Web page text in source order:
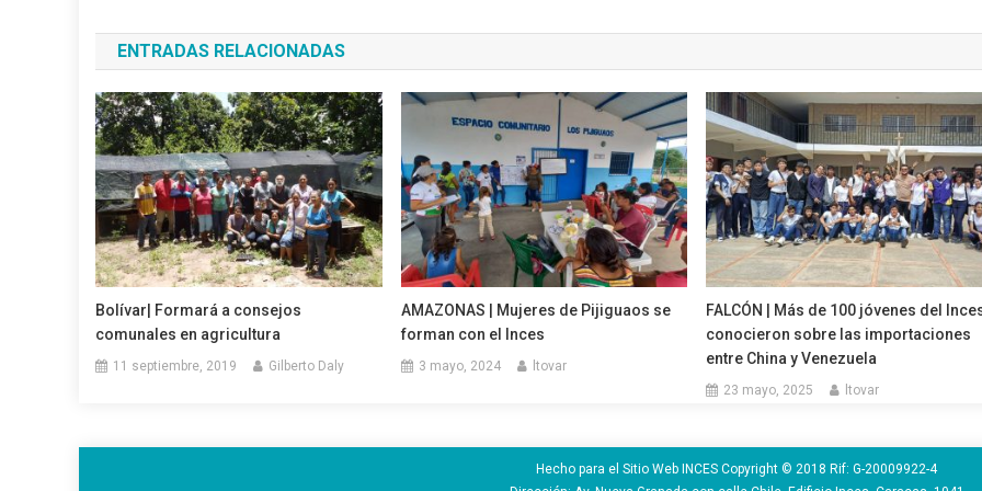
de
entradas
ENTRADAS RELACIONADAS
Bolívar| Formará a consejos
comunales en agricultura
11 septiembre, 2019 Gilberto Daly
AMAZONAS | Mujeres de Pijiguaos se
forman con el Inces
3 mayo, 2024 ltovar
FALCÓN | Más de 100 jóvenes del
conocieron sobre las importaciones
entre China y Venezuela
23 mayo, 2025 ltovar
Hecho para el Sitio Web INCES Copyright © 2018 Rif: G-20009922-4